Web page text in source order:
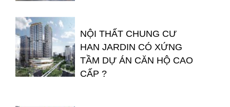
NỘI THẤT CHUNG CƯ
HAN JARDIN CÓ XỨNG
TẦM DỰ ÁN CĂN HỘ CAO
CẤP ?